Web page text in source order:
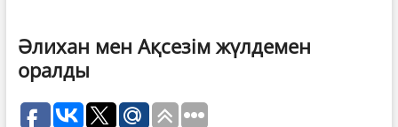
Әлихан мен Ақсезім жүлдемен
оралды